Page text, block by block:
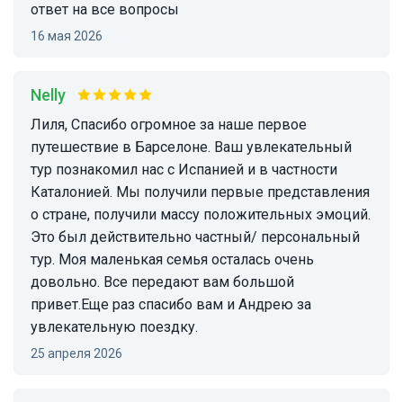
ответ на все вопросы
16 мая 2026
Nelly
Лиля, Спасибо огромное за наше первое
путешествие в Барселоне. Ваш увлекательный
тур познакомил нас с Испанией и в частности
Каталонией. Мы получили первые представления
о стране, получили массу положительных эмоций.
Это был действительно частный/ персональный
тур. Моя маленькая семья осталась очень
довольно. Все передают вам большой
привет.Еще раз спасибо вам и Андрею за
увлекательную поездку.
25 апреля 2026